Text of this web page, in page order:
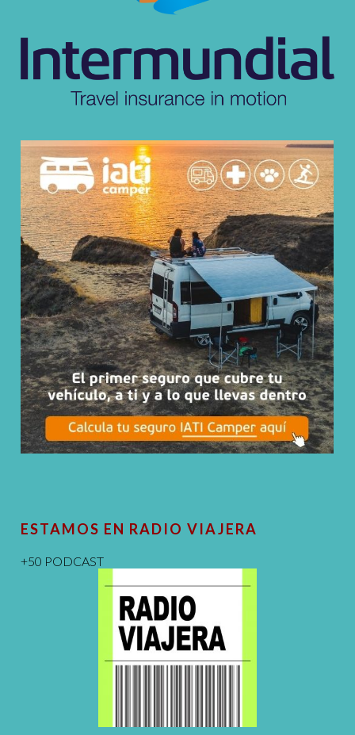
ESTAMOS EN RADIO VIAJERA
+50 PODCAST